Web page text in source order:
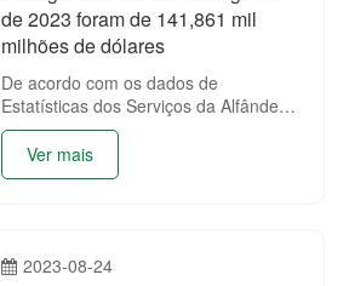
de 2023 foram de 141,861 mil
milhões de dólares
De acordo com os dados de
Estatísticas dos Serviços da Alfândega
da China (encontra-se na tabela
anexada), as trocas comerciais entre
a China e os Países de Língua
homólogo de 3.35%.
Ver mais
2023-08-24